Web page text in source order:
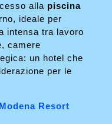
alla piscina
ideale per
intensa tra lavoro
camere
un hotel che
per le
Resort